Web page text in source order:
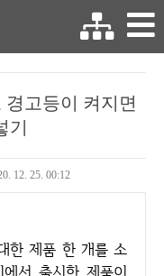
고등이 켜지면
12. 25. 00:12
서 출시한 제품이